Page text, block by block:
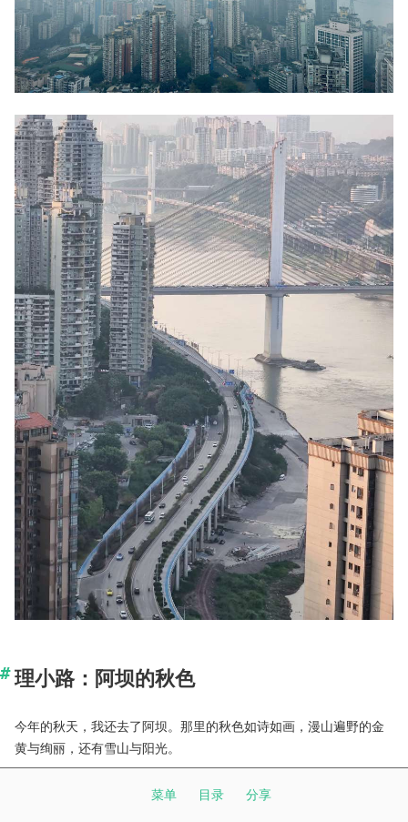
理小路：阿坝的秋色
今年的秋天，我还去了阿坝。那里的秋色如诗如画，漫山遍野的金
黄与绚丽，还有雪山与阳光。
菜单 目录 分享